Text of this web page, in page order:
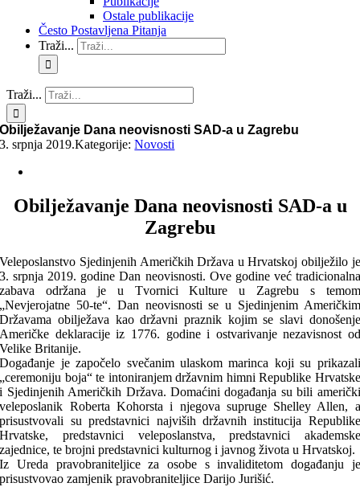
Ostale publikacije
Često Postavljena Pitanja
Traži...
Traži...
Obilježavanje Dana neovisnosti SAD-a u Zagrebu
3. srpnja 2019.Kategorije:Novosti
Obilježavanje Dana neovisnosti SAD-a u
Zagrebu
Veleposlanstvo Sjedinjenih Američkih Država u Hrvatskoj obilježilo je
3. srpnja 2019. godine Dan neovisnosti. Ove godine već tradicionalna
zabava održana je u Tvornici Kulture u Zagrebu s temom
„Nevjerojatne 50-te“. Dan neovisnosti se u Sjedinjenim Američkim
Državama obilježava kao državni praznik kojim se slavi donošenje
Američke deklaracije iz 1776. godine i ostvarivanje nezavisnost od
Velike Britanije.
Događanje je započelo svečanim ulaskom marinca koji su prikazali
„ceremoniju boja“ te intoniranjem državnim himni Republike Hrvatske
i Sjedinjenih Američkih Država. Domaćini događanja su bili američki
veleposlanik Roberta Kohorsta i njegova supruge Shelley Allen, a
prisustvovali su predstavnici najviših državnih institucija Republike
Hrvatske, predstavnici veleposlanstva, predstavnici akademske
zajednice, te brojni predstavnici kulturnog i javnog života u Hrvatskoj.
Iz Ureda pravobraniteljice za osobe s invaliditetom događanju je
prisustvovao zamjenik pravobraniteljice Darijo Jurišić.